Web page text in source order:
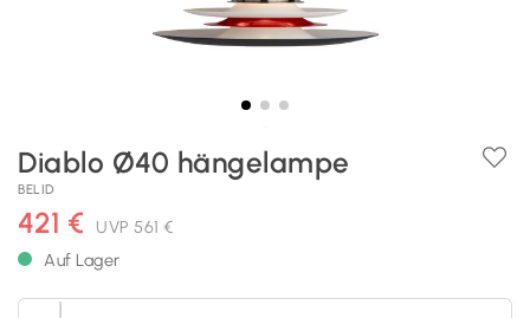
Diablo Ø40 hängelampe
BELID
421 € UVP 561 €
Auf Lager